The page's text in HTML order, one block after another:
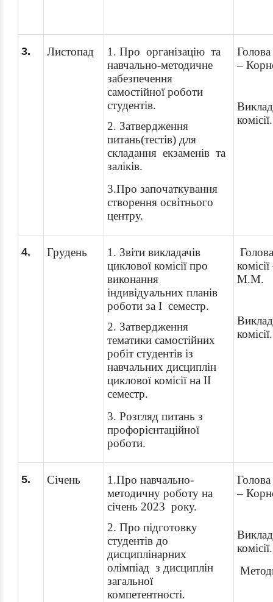
3. Листопад
1. Про організацію та
навчально-методичне
забезпечення
самостійної роботи
студентів.
2. Затвердження
питань(тестів) для
складанняекзаменів та
заліків.
3.Про започаткування
створення освітнього
центру.
Голова
–
комісії.
4. Грудень 1 . Звіти викладачів
циклової комісії про
виконання
індивідуальних планів
роботи за I семестр.
2. Затвердження
тематики самостійних
робіт студентів із
навчальних дисциплін
циклової комісії на II
семестр.
3. Розгляд питань з
профорієнтаційної
роботи.
М.М.
комісії.
5. Січень 1.Пронавчально-
методичну роботу на
січень 2023 року.
2. Про підготовку
студентів до
дисциплінарних
олімпіад з дисциплін
загальної
компетентності.
Голова
–
комісії.